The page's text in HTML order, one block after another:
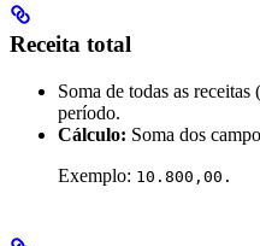
Receita total
Soma de todas as
período.
Cálculo: Soma dos
Exemplo: 10.800,00.